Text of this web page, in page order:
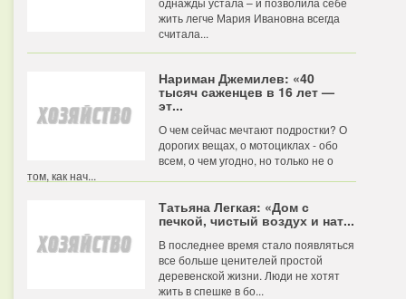
жить легче Мария Ивановна всегда
считала...
Нариман Джемилев: «40
тысяч саженцев в 16 лет —
эт...
О чем сейчас мечтают подростки? О
дорогих вещах, о мотоциклах - обо
всем, о чем угодно, но только не о
том, как нач...
Татьяна Легкая: «Дом с
печкой, чистый воздух и нат...
В последнее время стало появляться
все больше ценителей простой
деревенской жизни. Люди не хотят
жить в спешке в бо...